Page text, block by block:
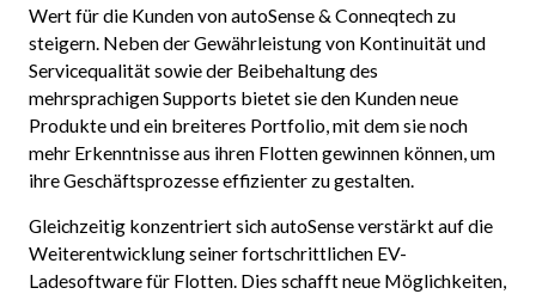
Wert für die Kunden von autoSense & Conneqtech zu
steigern. Neben der Gewährleistung von Kontinuität und
Servicequalität sowie der Beibehaltung des
mehrsprachigen Supports bietet sie den Kunden neue
Produkte und ein breiteres Portfolio, mit dem sie noch
mehr Erkenntnisse aus ihren Flotten gewinnen können, um
ihre Geschäftsprozesse effizienter zu gestalten.
Gleichzeitig konzentriert sich autoSense verstärkt auf die
Weiterentwicklung seiner fortschrittlichen EV-
Ladesoftware für Flotten. Dies schafft neue Möglichkeiten,